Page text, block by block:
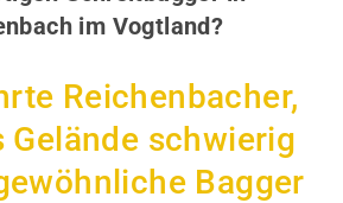
im Vogtland?
Reichenbacher,
Gelände schwierig
Bagger